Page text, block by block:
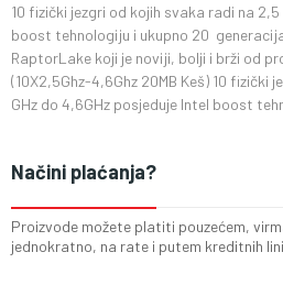
10 fizički jezgri od kojih svaka radi na
boost tehnologiju i ukupno 20
RaptorLake koji je noviji, bolji i brži od
(10X2,5Ghz-4,6Ghz 20MB Keš) 10 fizički
GHz do 4,6GHz posjeduje Intel boost
Načini plaćanja?
Proizvode možete platiti pouzećem,
jednokratno, na rate i putem kreditnih